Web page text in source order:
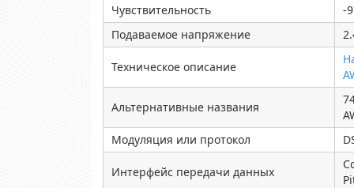
Чувствительность
-
Подаваемое напряжение
Техническое описание
Альтернативные названия
Модуляция или протокол
Интерфейс передачи данных